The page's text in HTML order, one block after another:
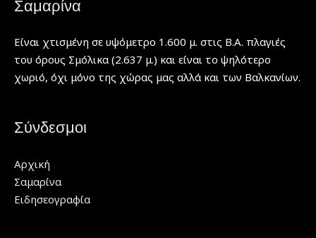
Σαμαρίνα
Είναι χτισμένη σε υψόμετρο 1.600 μ. στις Β.Α. πλαγιές
του όρους Σμόλικα (2.637 μ.) και είναι το ψηλότερο
χωριό, όχι μόνο της χώρας μας αλλά και των Βαλκανίων.
Σύνδεσμοι
Αρχική
Σαμαρίνα
Ειδησεογραφία